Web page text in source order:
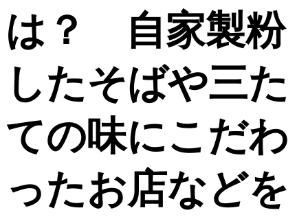
は？ 自家製粉
したそばや三た
ての味にこだわ
ったお店などを